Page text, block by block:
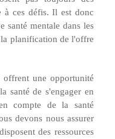
à ces défis. Il est donc
santé mentale dans les
la planification de l'offre
offrent une opportunité
santé de s'engager en
compte de la santé
devons nous assurer
des ressources